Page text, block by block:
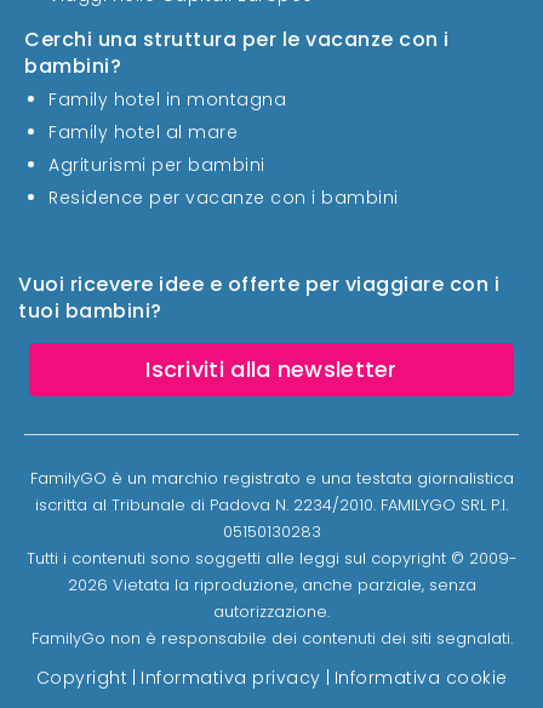
Vuoi ricevere idee e offerte per viaggiare con i
tuoi bambini?
Iscriviti alla newsletter
Cerchi una struttura per le vacanze con i
bambini?
Family hotel in montagna
Family hotel al mare
Agriturismi per bambini
Residence per vacanze con i bambini
FamilyGO è un marchio registrato e una testata giornalistica
iscritta al Tribunale di Padova N. 2234/2010. FAMILYGO SRL P.I.
05150130283
Tutti i contenuti sono soggetti alle leggi sul copyright © 2009-
2026 Vietata la riproduzione, anche parziale, senza
autorizzazione.
FamilyGo non è responsabile dei contenuti dei siti segnalati.
Copyright | Informativa privacy | Informativa cookie